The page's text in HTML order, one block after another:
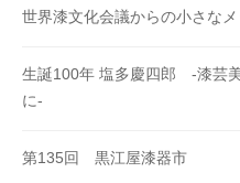
世界漆文化会議からの小さな
生誕100年 塩多慶四郎 -漆芸
に-
第135回 黒江屋漆器市